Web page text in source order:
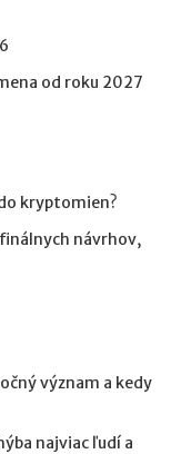
od roku 2027
kryptomien?
finálnych návrhov,
význam a kedy
najviac ľudí a